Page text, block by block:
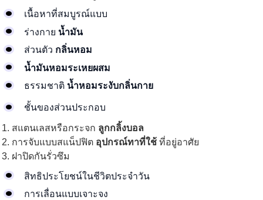
เนื้อหาที่สมบูรณ์แบบ
ร่างกาย น้ำมัน
ส่วนตัว กลิ่นหอม
น้ำมันหอมระเหยผสม
ธรรมชาติ น้ำหอมระงับกลิ่นกาย
ชั้นของส่วนประกอบ
สแตนเลสหรือกระจก ลูกกลิ้งบอล
การจับแบบสแน็ปฟิต อุปกรณ์ทาที่ใช้ ที่อยู่อาศัย
ฝาปิดกันรั่วซึม
สิทธิประโยชน์ในชีวิตประจำวัน
การเลื่อนแบบเจาะจง